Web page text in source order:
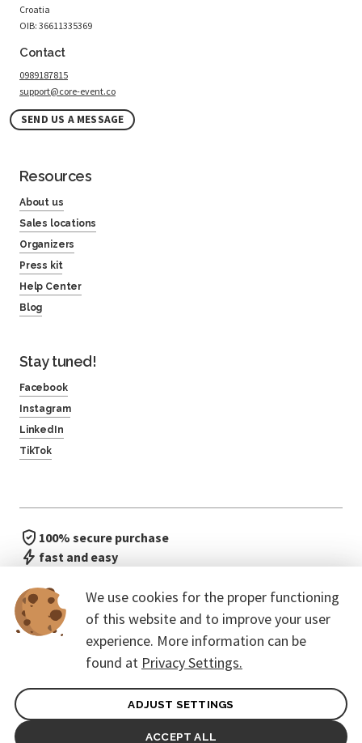
We use cookies for the proper functioning
of this website and to improve your user
experience. More information can be
found at Privacy Settings.
ADJUST SETTINGS
ACCEPT ALL
Croatia
OIB: 36611335369
Contact
0989187815
support@core-event.co
SEND US A MESSAGE
Resources
About us
Sales locations
Organizers
Press kit
Help Center
Blog
Stay tuned!
Facebook
Instagram
LinkedIn
TikTok
100% secure purchase
fast and easy
General terms of contract for Customers
Protection of personal data